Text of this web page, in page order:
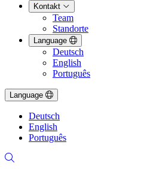
Kontakt
Team
Standorte
Language
Deutsch
English
Português
Language
Deutsch
English
Português